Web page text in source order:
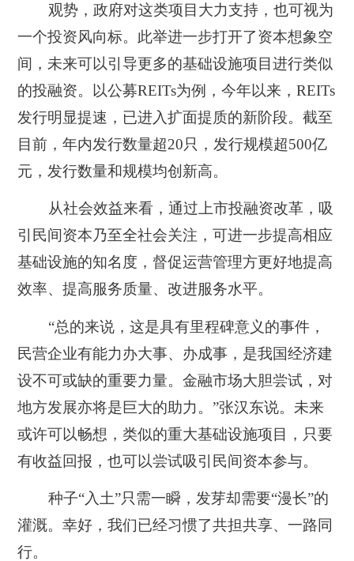
观势，政府对这类项目大力支持，也可视为
一个投资风向标。此举进一步打开了资本想象空
间，未来可以引导更多的基础设施项目进行类似
的投融资。以公募REITs为例，今年以来，REITs
发行明显提速，已进入扩面提质的新阶段。截至
目前，年内发行数量超20只，发行规模超500亿
元，发行数量和规模均创新高。
从社会效益来看，通过上市投融资改革，吸
引民间资本乃至全社会关注，可进一步提高相应
基础设施的知名度，督促运营管理方更好地提高
效率、提高服务质量、改进服务水平。
“总的来说，这是具有里程碑意义的事件，
民营企业有能力办大事、办成事，是我国经济建
设不可或缺的重要力量。金融市场大胆尝试，对
地方发展亦将是巨大的助力。”张汉东说。未来
或许可以畅想，类似的重大基础设施项目，只要
有收益回报，也可以尝试吸引民间资本参与。
种子“入土”只需一瞬，发芽却需要“漫长”的
灌溉。幸好，我们已经习惯了共担共享、一路同
行。